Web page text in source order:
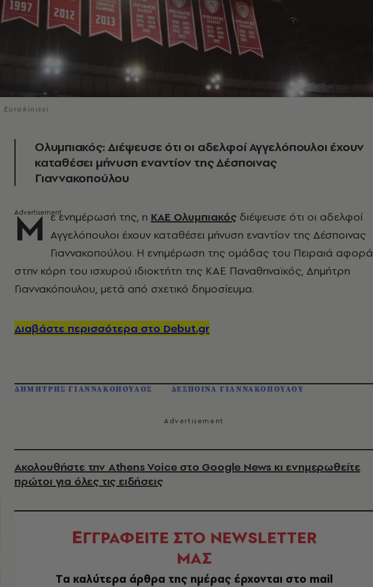
Eurokinissi
Ολυμπιακός: Διέψευσε ότι οι αδελφοί Αγγελόπουλοι έχουν
καταθέσει μήνυση εναντίον της Δέσποινας
Γιαννακοπούλου
Μ ε ενημέρωσή της, η ΚΑΕ Ολυμπιακός διέψευσε ότι οι αδελφοί
Αγγελόπουλοι έχουν καταθέσει μήνυση εναντίον της Δέσποινας
Γιαννακοπούλου. Η ενημέρωση της ομάδας του Πειραιά αφορά
στην κόρη του ισχυρού ιδιοκτήτη της ΚΑΕ Παναθηναϊκός, Δημήτρη
Γιαννακόπουλου, μετά από σχετικό δημοσίευμα.
Διαβάστε περισσότερα στο Debut.gr
ΔΗΜΗΤΡΗΣ ΓΙΑΝΝΑΚΟΠΟΥΛΟΣ ΔΕΣΠΟΙΝΑ ΓΙΑΝΝΑΚΟΠΟΥΛΟΥ
Ακολουθήστε την Athens Voice στο Google News κι ενημερωθείτε
πρώτοι για όλες τις ειδήσεις
ΕΓΓΡΑΦΕΙΤΕ ΣΤΟ NEWSLETTER
ΜΑΣ
Tα καλύτερα άρθρα της ημέρας έρχονται στο mail